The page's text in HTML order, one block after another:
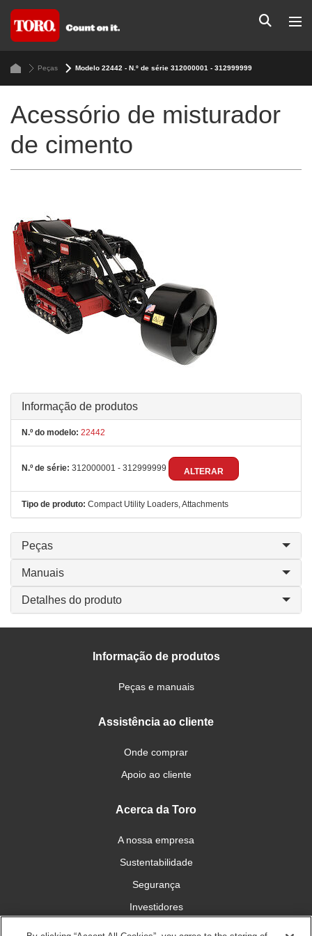
Peças Modelo 22442 - N.º de série 312000001 - 312999999
Acessório de misturador
de cimento
Informação de produtos
N.º do modelo: 22442
N.º de série: 312000001 - 312999999 ALTERAR
Tipo de produto: Compact Utility Loaders, Attachments
Peças
Manuais
Detalhes do produto
Informação de produtos
Peças e manuais
Assistência ao cliente
Onde comprar
Apoio ao cliente
Acerca da Toro
A nossa empresa
Sustentabilidade
Segurança
Investidores